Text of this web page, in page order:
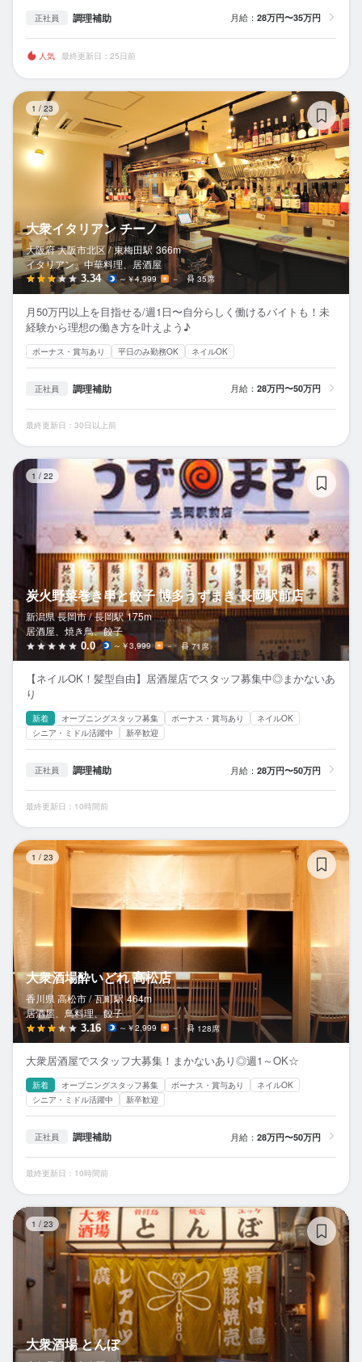
正社員 調理補助 月給： 28万円〜35万円
人気 最終更新日：25日前
1 / 23
大衆イタリアン チーノ
大阪府 大阪市北区 / 東梅田駅 366m
イタリアン、中華料理、居酒屋
3.34 ～￥4,999 － 35席
月50万円以上を目指せる/週1日〜自分らしく働けるバイトも！未
経験から理想の働き方を叶えよう♪
ボーナス・賞与あり 平日のみ勤務OK ネイルOK
正社員 調理補助 月給： 28万円〜50万円
最終更新日：30日以上前
1 / 22
炭火野菜巻き串と餃子 博多うずまき 長岡駅前店
新潟県 長岡市 / 長岡駅 175m
居酒屋、焼き鳥、餃子
0.0 ～￥3,999 － 71席
【ネイルOK！髪型自由】居酒屋店でスタッフ募集中◎まかないあ
り
新着 オープニングスタッフ募集 ボーナス・賞与あり
ネイルOK
シニア・ミドル活躍中
新卒歓迎
正社員 調理補助 月給： 28万円〜50万円
最終更新日：10時間前
1 / 23
大衆酒場酔いどれ 高松店
香川県 高松市 / 瓦町駅 464m
居酒屋、鳥料理、餃子
3.16 ～￥2,999 － 128席
大衆居酒屋でスタッフ大募集！まかないあり◎週1～OK☆
新着 オープニングスタッフ募集 ボーナス・賞与あり
ネイルOK
シニア・ミドル活躍中
新卒歓迎
正社員 調理補助 月給： 28万円〜50万円
最終更新日：10時間前
1 / 23
大衆酒場 とんぼ